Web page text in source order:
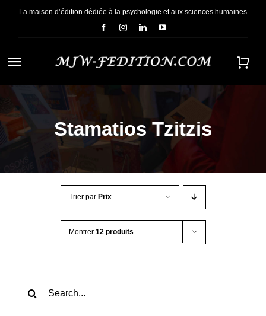
PasserLa maison d’édition dédiée à la psychologie et aux sciences humaines
Navigation
à
bascule
ACCUEIL
NOUS CONNAÎTRE
Stamatios Tzitzis
Trier par Prix
Montrer 12 produits